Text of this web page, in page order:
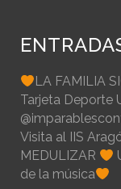
LA FAMILIA
Tarjeta Deporte
Visita al IIS
MEDULIZAR
de la música